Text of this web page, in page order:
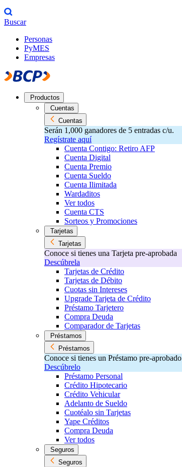
Buscar
Personas
PyMES
Empresas
Productos
Cuentas
Cuentas
Serán 1,000 ganadores de 5 entradas c/u.
Regístrate aquí
Cuenta Contigo: Retiro AFP
Cuenta Digital
Cuenta Premio
Cuenta Sueldo
Cuenta Ilimitada
Wardaditos
Ver todos
Cuenta CTS
Sorteos y Promociones
Tarjetas
Tarjetas
Conoce si tienes una Tarjeta pre-aprobada
Descúbrela
Tarjetas de Crédito
Tarjetas de Débito
Cuotas sin Intereses
Upgrade Tarjeta de Crédito
Préstamo Tarjetero
Compra Deuda
Comparador de Tarjetas
Préstamos
Préstamos
Conoce si tienes un Préstamo pre-aprobado
Descúbrelo
Préstamo Personal
Crédito Hipotecario
Crédito Vehicular
Adelanto de Sueldo
Cuotéalo sin Tarjetas
Yape Créditos
Compra Deuda
Ver todos
Seguros
Seguros